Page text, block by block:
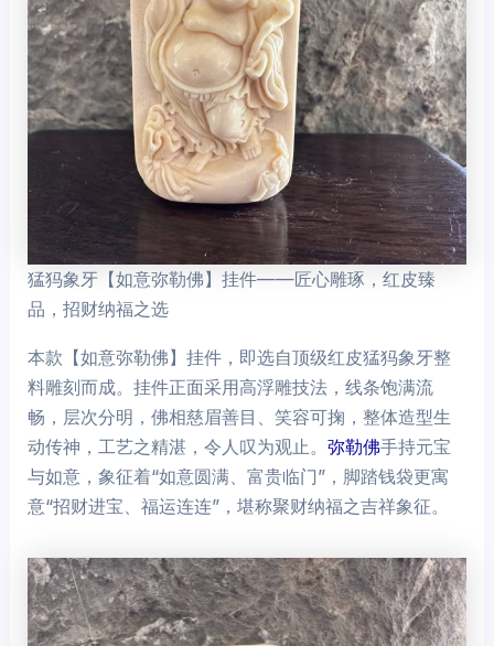
猛犸象牙【如意弥勒佛】挂件——匠心雕琢，红皮臻
品，招财纳福之选
本款【如意弥勒佛】挂件，即选自顶级红皮猛犸象牙整
料雕刻而成。挂件正面采用高浮雕技法，线条饱满流
畅，层次分明，佛相慈眉善目、笑容可掬，整体造型生
动传神，工艺之精湛，令人叹为观止。弥勒佛手持元宝
与如意，象征着“如意圆满、富贵临门”，脚踏钱袋更寓
意“招财进宝、福运连连”，堪称聚财纳福之吉祥象征。